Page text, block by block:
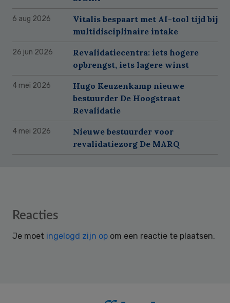
6 aug 2026
Vitalis bespaart met AI-tool tijd bij
multidisciplinaire intake
26 jun 2026
Revalidatiecentra: iets hogere
opbrengst, iets lagere winst
4 mei 2026
Hugo Keuzenkamp nieuwe
bestuurder De Hoogstraat
Revalidatie
4 mei 2026
Nieuwe bestuurder voor
revalidatiezorg De MARQ
Reader
Reacties
Je moet ingelogd zijn op om een reactie te plaatsen.